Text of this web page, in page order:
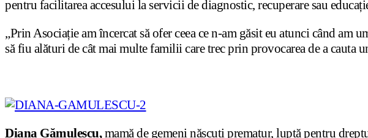
pentru facilitarea accesului la servicii de diagnostic, recuperare sau
„Prin Asociație am încercat să ofer ceea ce n-am găsit eu atunci când
să fiu alături de cât mai multe familii care trec prin provocarea de a
Diana Gămulescu,mamă de gemeni născuti prematur, luptă pentru